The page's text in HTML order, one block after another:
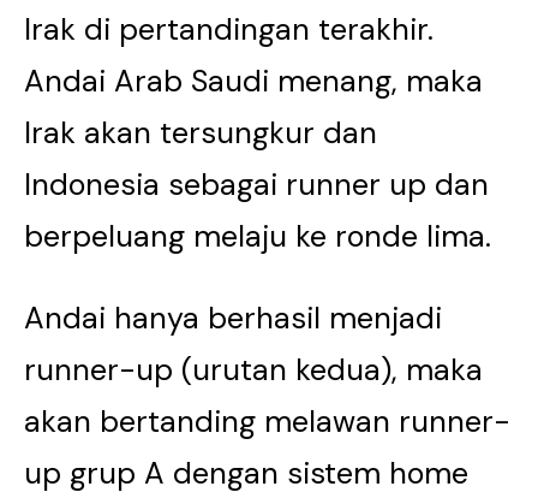
Irak di pertandingan terakhir.
Andai Arab Saudi menang, maka
Irak akan tersungkur dan
Indonesia sebagai runner up dan
berpeluang melaju ke ronde lima.
Andai hanya berhasil menjadi
runner-up (urutan kedua), maka
akan bertanding melawan runner-
up grup A dengan sistem home